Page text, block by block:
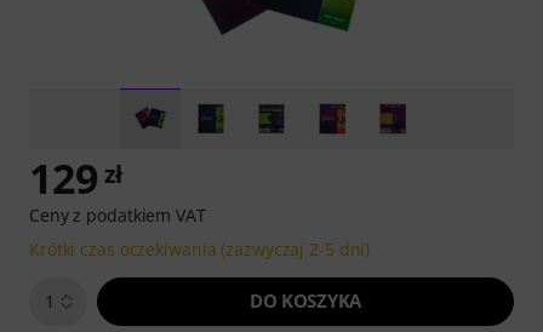
129 zł
Ceny z podatkiem VAT
Krótki czas oczekiwania (zazwyczaj 2-5 dni)
1 DO KOSZYKA